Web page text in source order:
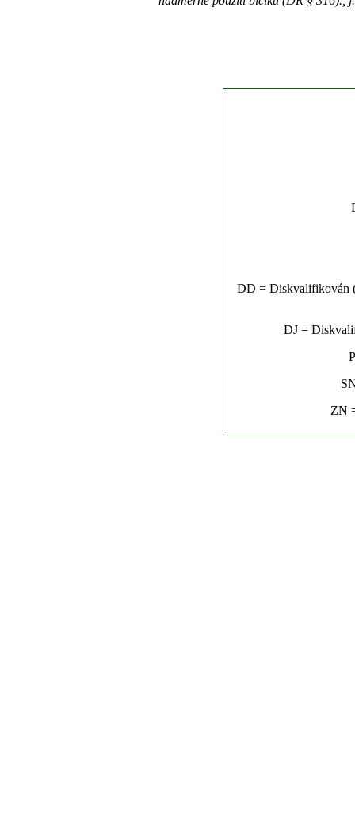
DD = Diskvalifikován
DJ =
ZN